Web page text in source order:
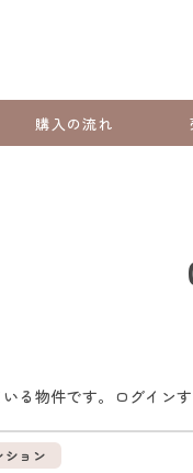
購入の流れ
る物件です。ログイン
ション